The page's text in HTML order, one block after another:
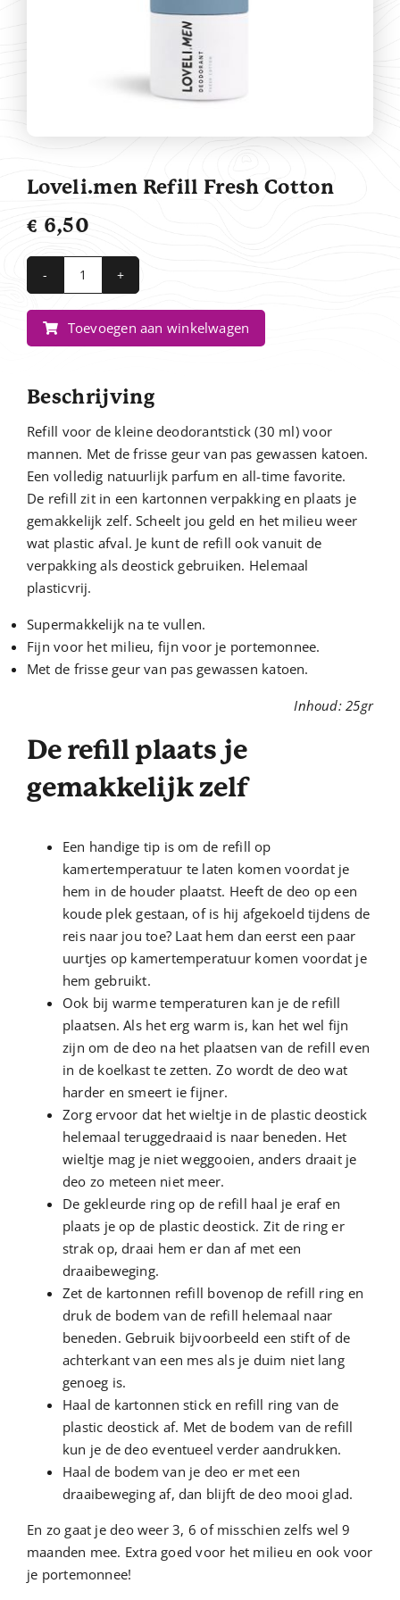
Loveli.men Refill Fresh Cotton
€ 6,50
Loveli.men
Refill
Fresh
Cotton
Toevoegen aan winkelwagen
Beschrijving
Refill voor de kleine deodorantstick (30 ml) voor
mannen. Met de frisse geur van pas gewassen katoen.
Een volledig natuurlijk parfum en all-time favorite.
De refill zit in een kartonnen verpakking en plaats je
gemakkelijk zelf. Scheelt jou geld en het milieu weer
wat plastic afval. Je kunt de refill ook vanuit de
verpakking als deostick gebruiken. Helemaal
plasticvrij.
Supermakkelijk na te vullen.
Fijn voor het milieu, fijn voor je portemonnee.
Met de frisse geur van pas gewassen katoen.
Inhoud: 25gr
De refill plaats je
gemakkelijk zelf
Een handige tip is om de refill op
kamertemperatuur te laten komen voordat je
hem in de houder plaatst. Heeft de deo op een
koude plek gestaan, of is hij afgekoeld tijdens de
reis naar jou toe? Laat hem dan eerst een paar
uurtjes op kamertemperatuur komen voordat je
hem gebruikt.
Ook bij warme temperaturen kan je de refill
plaatsen. Als het erg warm is, kan het wel fijn
zijn om de deo na het plaatsen van de refill even
in de koelkast te zetten. Zo wordt de deo wat
harder en smeert ie fijner.
Zorg ervoor dat het wieltje in de plastic deostick
helemaal teruggedraaid is naar beneden. Het
wieltje mag je niet weggooien, anders draait je
deo zo meteen niet meer.
De gekleurde ring op de refill haal je eraf en
plaats je op de plastic deostick. Zit de ring er
strak op, draai hem er dan af met een
draaibeweging.
Zet de kartonnen refill bovenop de refill ring en
druk de bodem van de refill helemaal naar
beneden. Gebruik bijvoorbeeld een stift of de
achterkant van een mes als je duim niet lang
genoeg is.
Haal de kartonnen stick en refill ring van de
plastic deostick af. Met de bodem van de refill
kun je de deo eventueel verder aandrukken.
Haal de bodem van je deo er met een
draaibeweging af, dan blijft de deo mooi glad.
En zo gaat je deo weer 3, 6 of misschien zelfs wel 9
maanden mee. Extra goed voor het milieu en ook voor
je portemonnee!